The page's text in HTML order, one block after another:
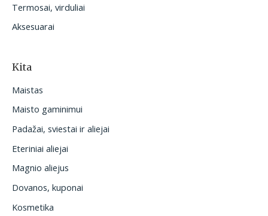
Termosai, virduliai
Aksesuarai
Kita
Maistas
Maisto gaminimui
Padažai, sviestai ir aliejai
Eteriniai aliejai
Magnio aliejus
Dovanos, kuponai
Kosmetika